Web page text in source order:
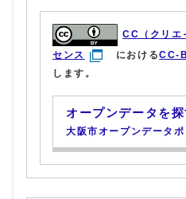
CC（クリエ
センス
におけるCC-
します。
オープンデータを探
大阪市オープンデータ